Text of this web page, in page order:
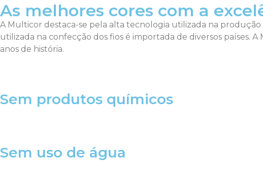
As melhores cores com a
A Multicor destaca-se pela alta tecnologia utilizada na
utilizada na confecção dos fios é importada de diversos
anos de história.
Sem produtos químicos
Sem uso de água